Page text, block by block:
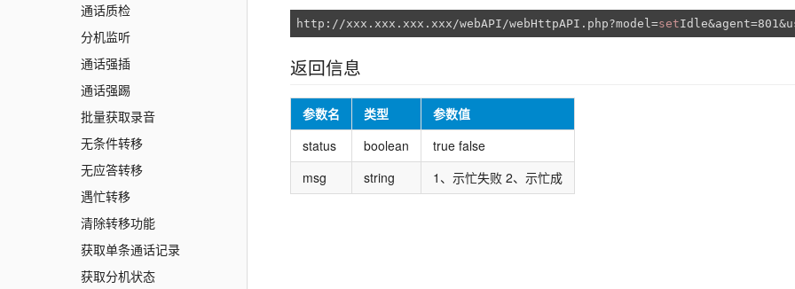
通话质检
分机监听
通话强插
通话强踢
批量获取录音
无条件转移
无应答转移
遇忙转移
清除转移功能
获取单条通话记录
获取分机状态
http://xxx.xxx.xxx.xxx/webAPI/webHttpAPI.php?model=set
返回信息
参数名 类型
参数值
status
boolean
true false
msg
string 1、示忙失败 2、示忙成